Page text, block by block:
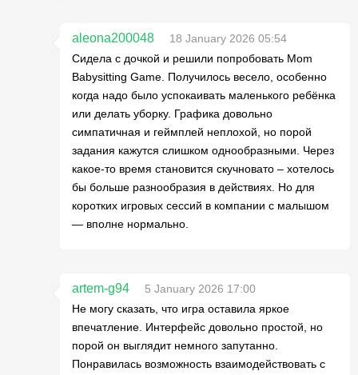
aleona200048
18 January 2026 05:54
Сидела с дочкой и решили попробовать Mom
Babysitting Game. Получилось весело, особенно
когда надо было успокаивать маленького ребёнка
или делать уборку. Графика довольно
симпатичная и геймплей неплохой, но порой
задания кажутся слишком однообразными. Через
какое-то время становится скучновато – хотелось
бы больше разнообразия в действиях. Но для
коротких игровых сессий в компании с малышом
— вполне нормально.
artem-g94
5 January 2026 17:00
Не могу сказать, что игра оставила яркое
впечатление. Интерфейс довольно простой, но
порой он выглядит немного запутанно.
Понравилась возможность взаимодействовать с